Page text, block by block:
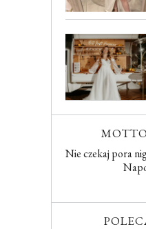
Nie czekaj pora